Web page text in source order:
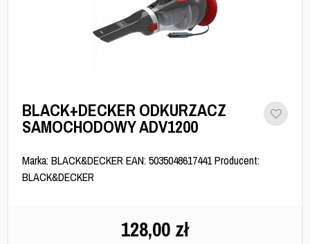
BLACK+DECKER ODKURZACZ
SAMOCHODOWY ADV1200
Marka: BLACK&DECKER EAN: 5035048617441 Producent:
BLACK&DECKER
128,00 zł